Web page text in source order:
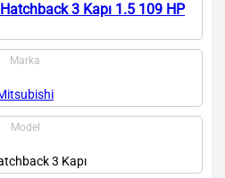
3 Kapı 1.5 109 HP
Marka
Model
3 Kapı